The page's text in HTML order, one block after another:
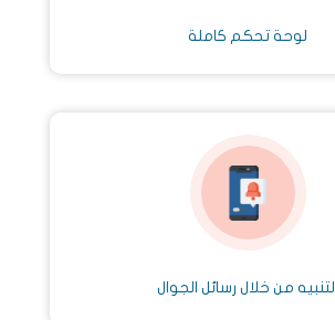
لوحة تحكم كاملة
التنبيه من خلال رسائل الجوال